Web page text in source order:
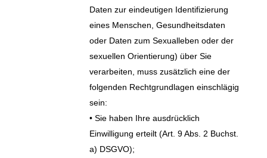
Daten zur eindeutigen Identifizierung
eines Menschen, Gesundheitsdaten
oder Daten zum Sexualleben oder der
sexuellen Orientierung) über Sie
verarbeiten, muss zusätzlich eine der
folgenden Rechtgrundlagen einschlägig
sein:
• Sie haben Ihre ausdrücklich
Einwilligung erteilt (Art. 9 Abs. 2 Buchst.
a) DSGVO);